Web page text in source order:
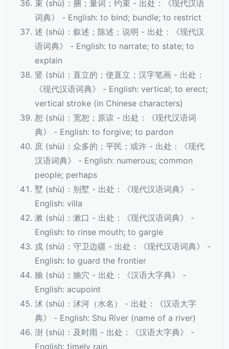
束 (shù)：捆；量词；约束 - 出处：《现代汉语
词典》 - English: to bind; bundle; to restrict
述 (shù)：叙述；陈述；说明 - 出处：《现代汉
语词典》 - English: to narrate; to state; to
explain
竖 (shù)：直立的；使直立；汉字笔画 - 出处：
《现代汉语词典》 - English: vertical; to erect;
vertical stroke (in Chinese characters)
恕 (shù)：宽恕；原谅 - 出处：《现代汉语词
典》 - English: to forgive; to pardon
庶 (shù)：众多的；平民；或许 - 出处：《现代
汉语词典》 - English: numerous; common
people; perhaps
墅 (shù)：别墅 - 出处：《现代汉语词典》 -
English: villa
漱 (shù)：漱口 - 出处：《现代汉语词典》 -
English: to rinse mouth; to gargle
戍 (shù)：守卫边疆 - 出处：《现代汉语词典》 -
English: to guard the frontier
腧 (shù)：腧穴 - 出处：《汉语大字典》 -
English: acupoint
沭 (shù)：沭河（水名） - 出处：《汉语大字
典》 - English: Shu River (name of a river)
澍 (shù)：及时雨 - 出处：《汉语大字典》 -
English: timely rain